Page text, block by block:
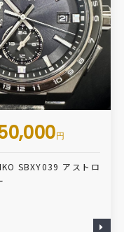
円
SBXY039 アストロ